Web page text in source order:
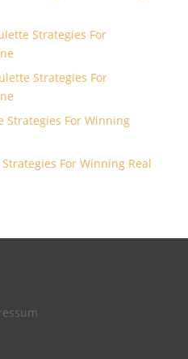
Strategies For
Strategies For
Strategies For Winning
For Winning Real